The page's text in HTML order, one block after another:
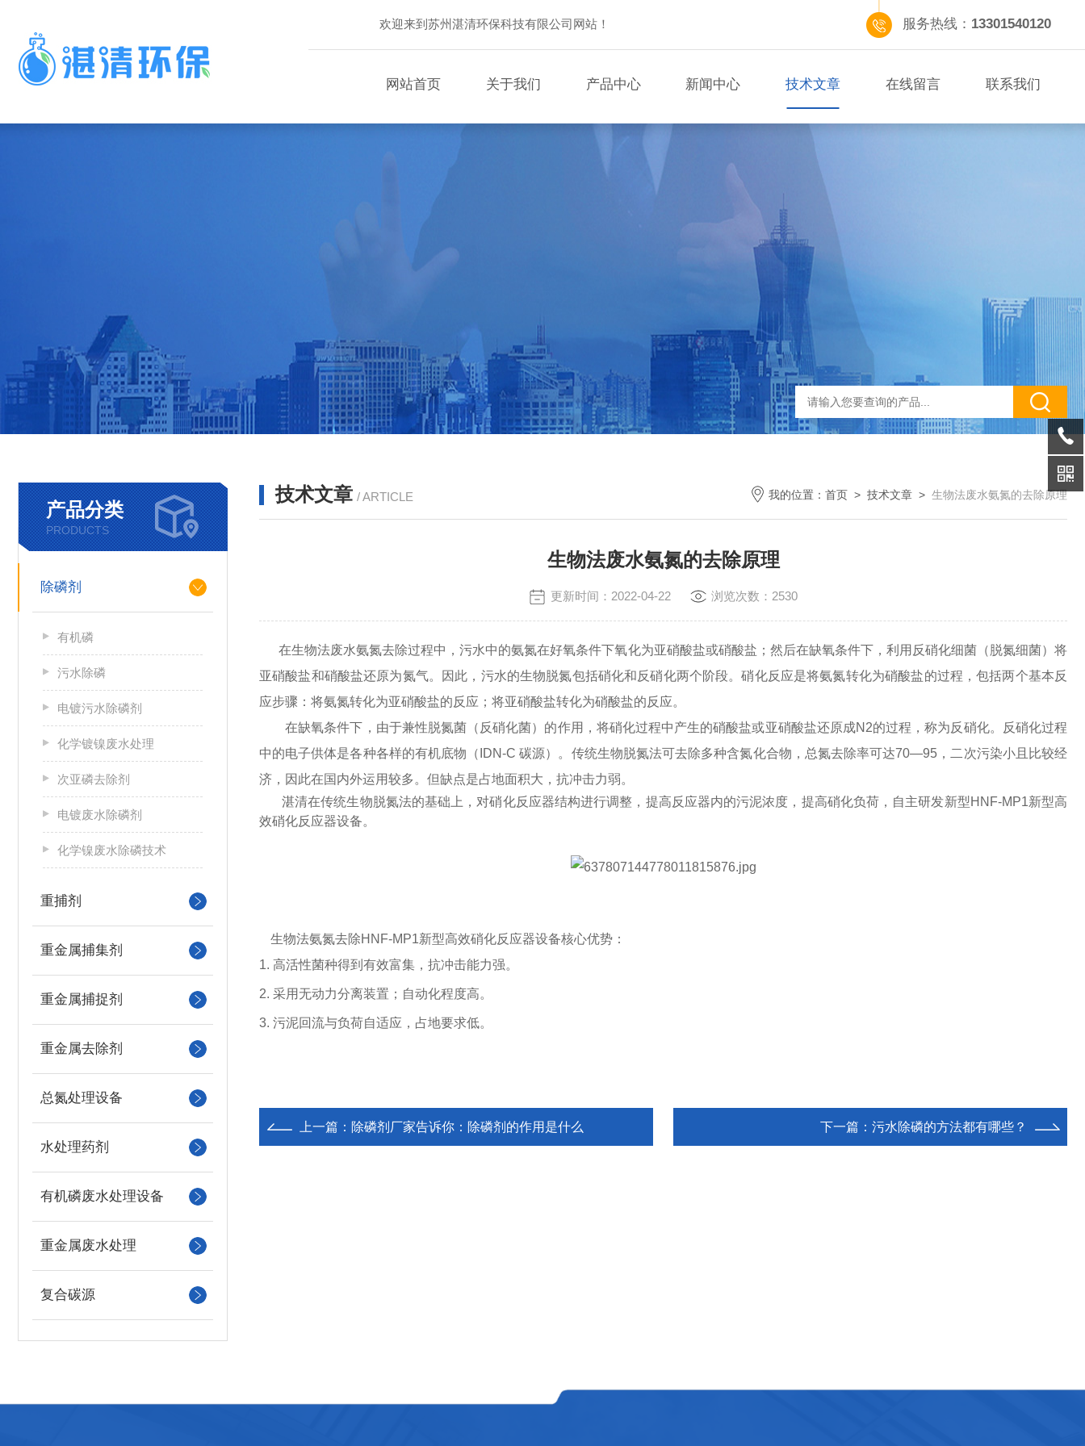
欢迎来到苏州湛清环保科技有限公司网站！ 服务热线： 13301540120
网站首页 关于我们 产品中心 新闻中心 技术文章 在线留言 联系我们
产品分类
PRODUCTS
除磷剂
有机磷
污水除磷
电镀污水除磷剂
化学镀镍废水处理
次亚磷去除剂
电镀废水除磷剂
化学镍废水除磷技术
重捕剂
重金属捕集剂
重金属捕捉剂
重金属去除剂
总氮处理设备
水处理药剂
有机磷废水处理设备
重金属废水处理
复合碳源
技术文章 / ARTICLE 我的位置： 首页 > 技术文章 > 生物法废水氨氮的去除原理
生物法废水氨氮的去除原理
更新时间：2022-04-22 浏览次数：2530
在生物法废水氨氮去除过程中，污水中的氨氮在好氧条件下氧化为亚硝酸盐或硝酸盐；然后在缺氧条件下，利用反硝化细菌（脱氮细菌）将
亚硝酸盐和硝酸盐还原为氮气。因此，污水的生物脱氮包括硝化和反硝化两个阶段。硝化反应是将氨氮转化为硝酸盐的过程，包括两个基本反
应步骤：将氨氮转化为亚硝酸盐的反应；将亚硝酸盐转化为硝酸盐的反应。
在缺氧条件下，由于兼性脱氮菌（反硝化菌）的作用，将硝化过程中产生的硝酸盐或亚硝酸盐还原成N2的过程，称为反硝化。反硝化过程
中的电子供体是各种各样的有机底物（IDN-C 碳源）。传统生物脱氮法可去除多种含氮化合物，总氮去除率可达70—95，二次污染小且比较经
济，因此在国内外运用较多。但缺点是占地面积大，抗冲击力弱。
湛清在传统生物脱氮法的基础上，对硝化反应器结构进行调整，提高反应器内的污泥浓度，提高硝化负荷， 自主研发新型HNF-MP1新型高
效硝化反应器设备。
生物法氨氮去除HNF-MP1新型高效硝化反应器设备核心优势：
1. 高活性菌种得到有效富集，抗冲击能力强。
2. 采用无动力分离装置；自动化程度高。
3. 污泥回流与负荷自适应，占地要求低。
上一篇： 除磷剂厂家告诉你：除磷剂的作用是什么 下一篇： 污水除磷的方法都有哪些？